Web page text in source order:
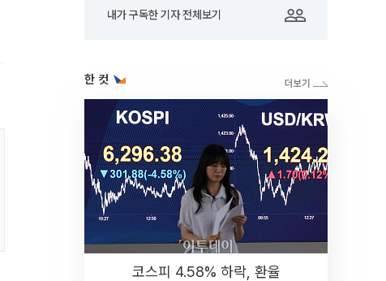
내가 구독한 기자 전체보기
한 컷
코스피 4.58% 하락, 환율